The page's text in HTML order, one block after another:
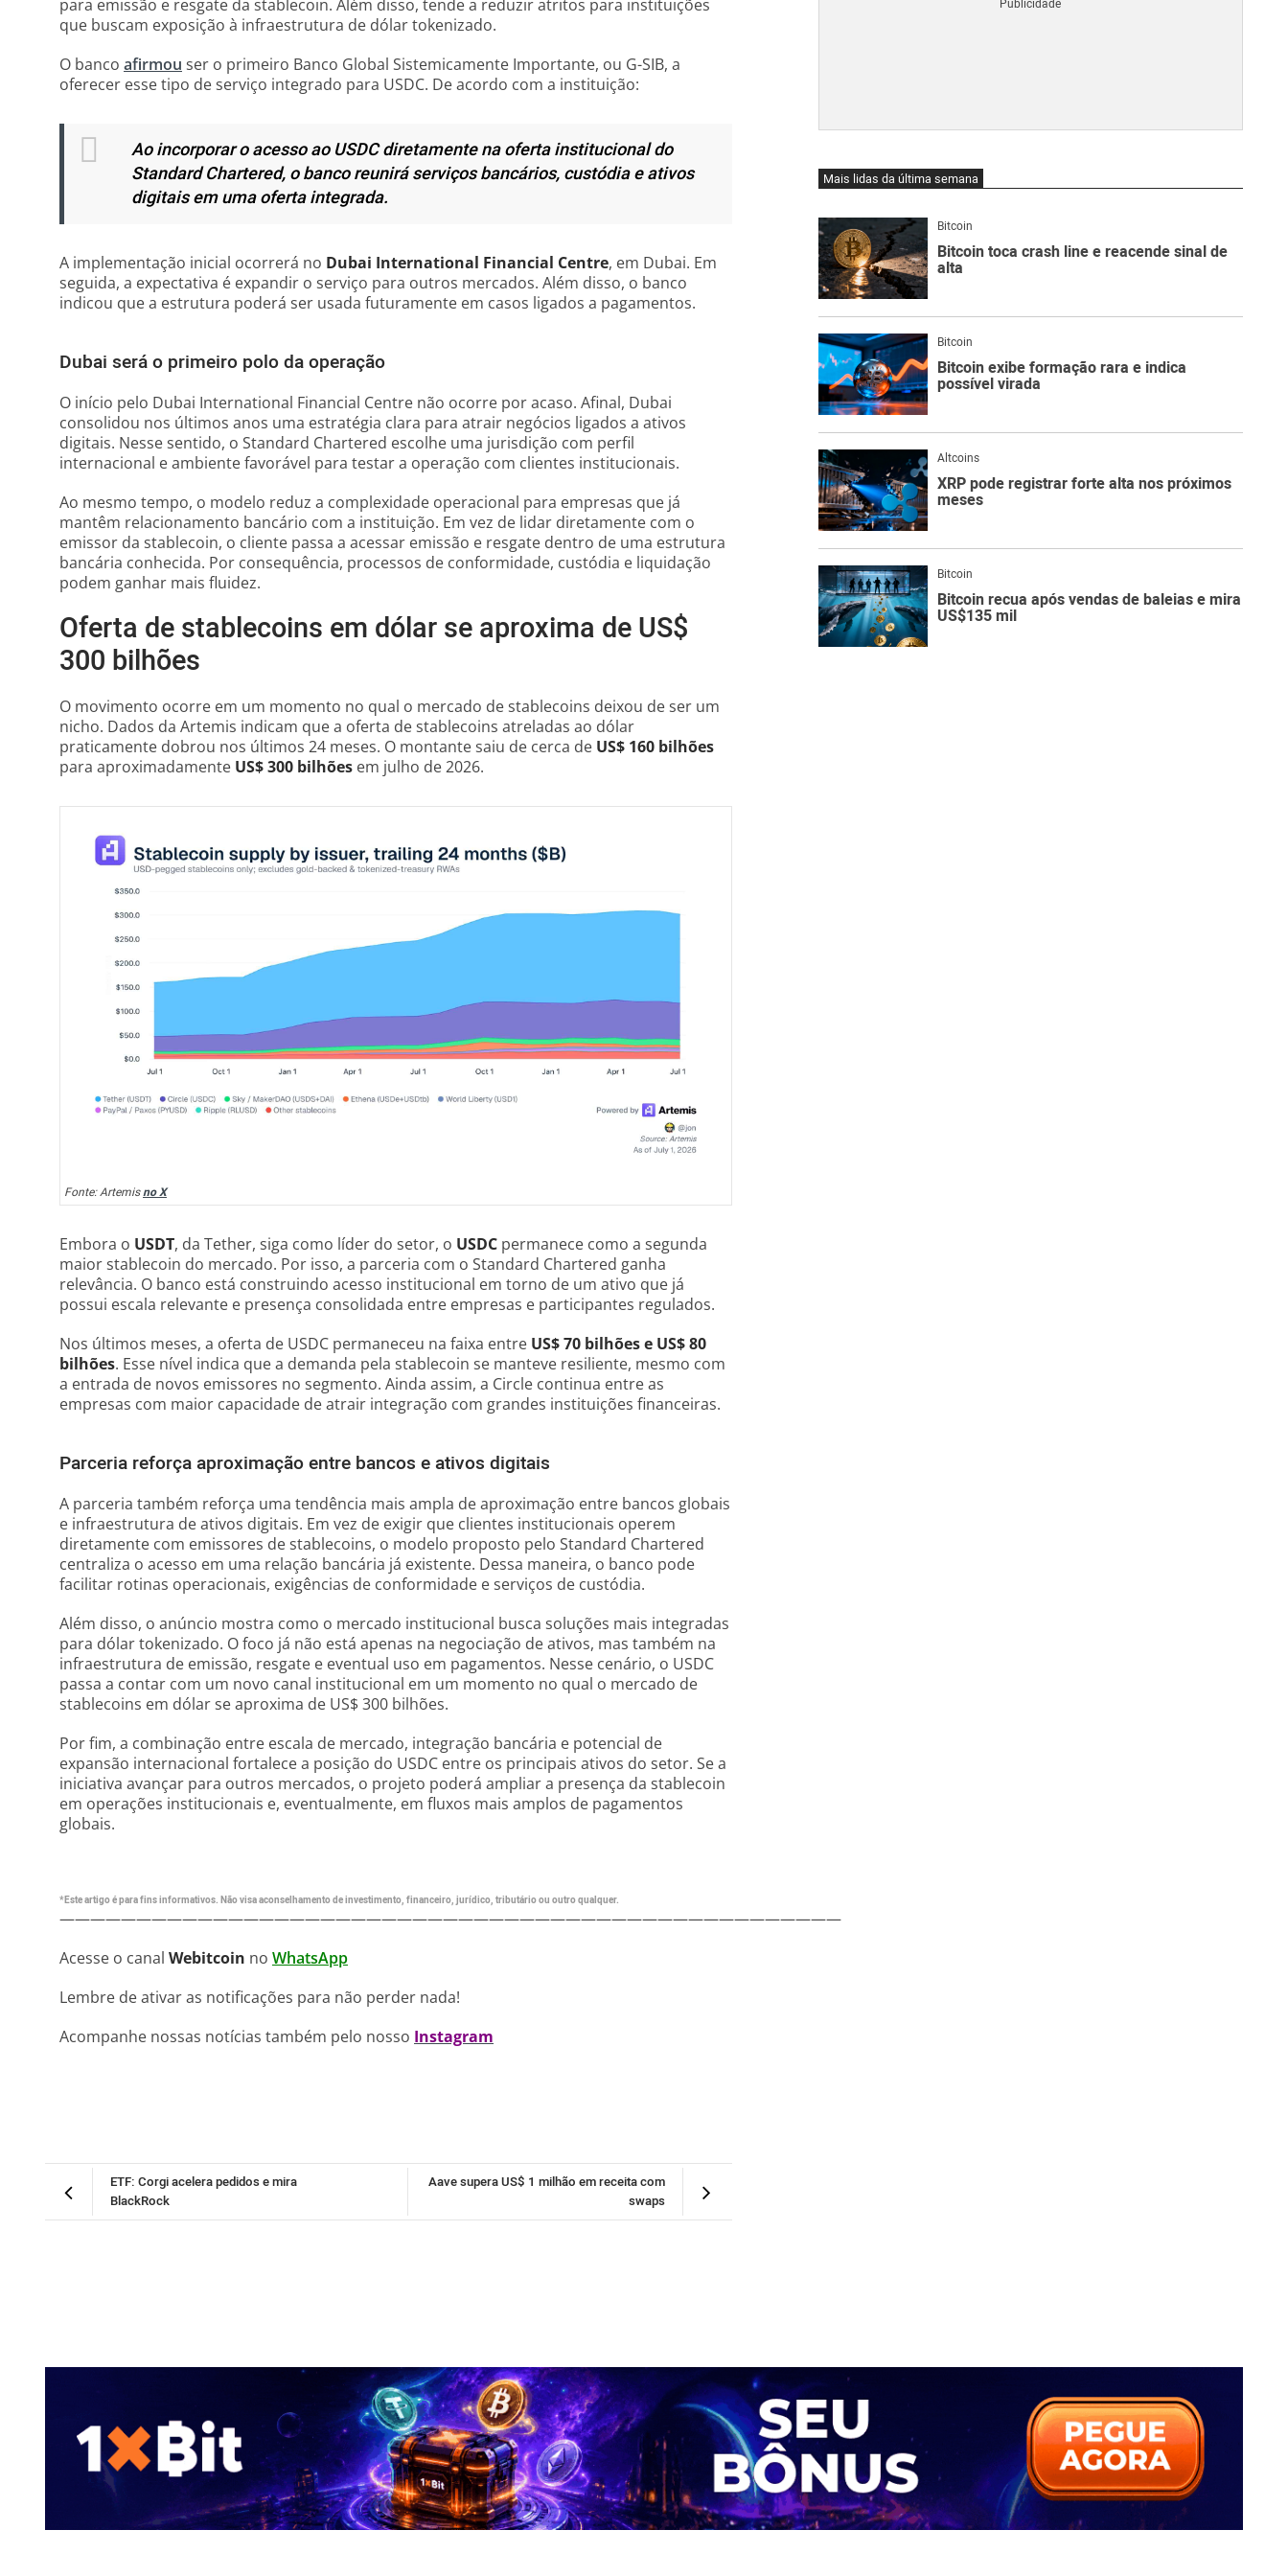
para emissão e resgate da stablecoin. Além disso, tende a reduzir atritos para instituições
que buscam exposição à infraestrutura de dólar tokenizado.
O banco afirmou ser o primeiro Banco Global Sistemicamente Importante, ou G-SIB, a
oferecer esse tipo de serviço integrado para USDC. De acordo com a instituição:
Ao incorporar o acesso ao USDC diretamente na oferta institucional do
Standard Chartered, o banco reunirá serviços bancários, custódia e ativos
digitais em uma oferta integrada.
A implementação inicial ocorrerá no Dubai International Financial Centre, em Dubai. Em
seguida, a expectativa é expandir o serviço para outros mercados. Além disso, o banco
indicou que a estrutura poderá ser usada futuramente em casos ligados a pagamentos.
Dubai será o primeiro polo da operação
O início pelo Dubai International Financial Centre não ocorre por acaso. Afinal, Dubai
consolidou nos últimos anos uma estratégia clara para atrair negócios ligados a ativos
digitais. Nesse sentido, o Standard Chartered escolhe uma jurisdição com perfil
internacional e ambiente favorável para testar a operação com clientes institucionais.
Ao mesmo tempo, o modelo reduz a complexidade operacional para empresas que já
mantêm relacionamento bancário com a instituição. Em vez de lidar diretamente com o
emissor da stablecoin, o cliente passa a acessar emissão e resgate dentro de uma estrutura
bancária conhecida. Por consequência, processos de conformidade, custódia e liquidação
podem ganhar mais fluidez.
Oferta de stablecoins em dólar se aproxima de US$
300 bilhões
O movimento ocorre em um momento no qual o mercado de stablecoins deixou de ser um
nicho. Dados da Artemis indicam que a oferta de stablecoins atreladas ao dólar
praticamente dobrou nos últimos 24 meses. O montante saiu de cerca de US$ 160 bilhões
para aproximadamente US$ 300 bilhões em julho de 2026.
Fonte: Artemisno X
Embora o USDT, da Tether, siga como líder do setor, o USDC permanece como a segunda
maior stablecoin do mercado. Por isso, a parceria com o Standard Chartered ganha
relevância. O banco está construindo acesso institucional em torno de um ativo que já
possui escala relevante e presença consolidada entre empresas e participantes regulados.
Nos últimos meses, a oferta de USDC permaneceu na faixa entre US$ 70 bilhões e US$ 80
bilhões. Esse nível indica que a demanda pela stablecoin se manteve resiliente, mesmo com
a entrada de novos emissores no segmento. Ainda assim, a Circle continua entre as
empresas com maior capacidade de atrair integração com grandes instituições financeiras.
Parceria reforça aproximação entre bancos e ativos digitais
A parceria também reforça uma tendência mais ampla de aproximação entre bancos globais
e infraestrutura de ativos digitais. Em vez de exigir que clientes institucionais operem
diretamente com emissores de stablecoins, o modelo proposto pelo Standard Chartered
centraliza o acesso em uma relação bancária já existente. Dessa maneira, o banco pode
facilitar rotinas operacionais, exigências de conformidade e serviços de custódia.
Além disso, o anúncio mostra como o mercado institucional busca soluções mais integradas
para dólar tokenizado. O foco já não está apenas na negociação de ativos, mas também na
infraestrutura de emissão, resgate e eventual uso em pagamentos. Nesse cenário, o USDC
passa a contar com um novo canal institucional em um momento no qual o mercado de
stablecoins em dólar se aproxima de US$ 300 bilhões.
Por fim, a combinação entre escala de mercado, integração bancária e potencial de
expansão internacional fortalece a posição do USDC entre os principais ativos do setor. Se a
iniciativa avançar para outros mercados, o projeto poderá ampliar a presença da stablecoin
em operações institucionais e, eventualmente, em fluxos mais amplos de pagamentos
globais.
*Este artigo é para fins informativos. Não visa aconselhamento de investimento, financeiro, jurídico, tributário ou outro qualquer.
———————————————————————————————————————————————————
Acesse o canal Webitcoin no WhatsApp
Lembre de ativar as notificações para não perder nada!
Acompanhe nossas notícias também pelo nosso Instagram
Aave supera US$ 1 milhão em receita com
swaps
ETF: Corgi acelera pedidos e mira
BlackRock
Mais lidas da última semana
Bitcoin
Bitcoin toca crash line e reacende sinal de
alta
Bitcoin
Bitcoin exibe formação rara e indica
possível virada
Altcoins
XRP pode registrar forte alta nos próximos
meses
Bitcoin
Bitcoin recua após vendas de baleias e mira
US$135 mil